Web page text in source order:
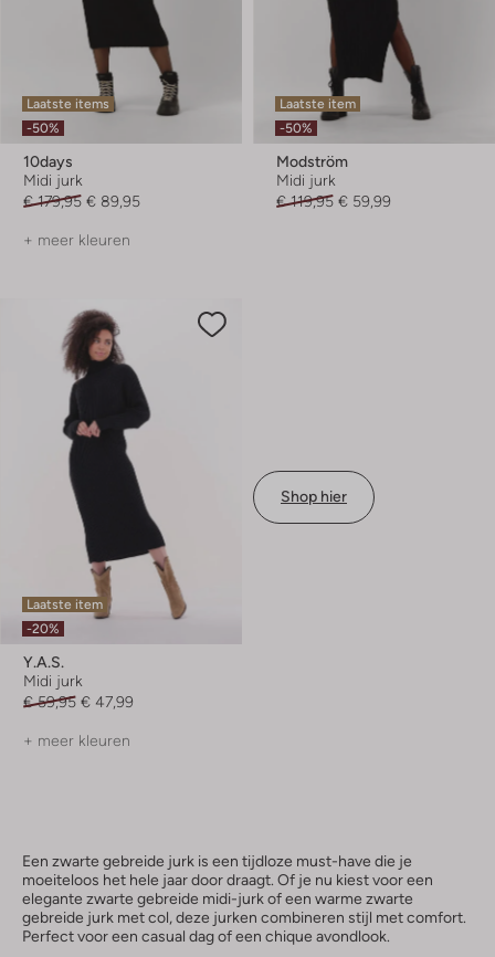
Laatste items
-50%
10days
Midi jurk
€ 179,95 € 89,95
+ meer kleuren
Laatste item
-50%
Modström
Midi jurk
€ 119,95 € 59,99
Laatste item
-20%
Y.a.s.
Midi jurk
€ 59,95 € 47,99
+ meer kleuren
Shop hier
Een zwarte gebreide jurk is een tijdloze must-have die je
moeiteloos het hele jaar door draagt. Of je nu kiest voor een
elegante zwarte gebreide midi-jurk of een warme zwarte
gebreide jurk met col, deze jurken combineren stijl met comfort.
Perfect voor een casual dag of een chique avondlook.